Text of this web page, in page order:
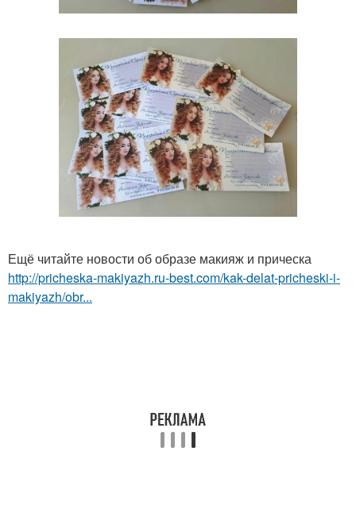
Ещё читайте новости об образе макияж и прическа
http://pricheska-makiyazh.ru-best.com/kak-delat-pricheski-i-
makiyazh/obr...